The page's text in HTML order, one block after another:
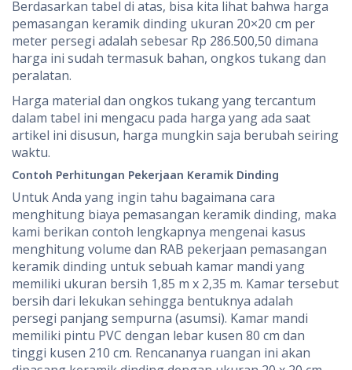
Berdasarkan tabel di atas, bisa kita lihat bahwa harga
pemasangan keramik dinding ukuran 20×20 cm per
meter persegi adalah sebesar Rp 286.500,50 dimana
harga ini sudah termasuk bahan, ongkos tukang dan
peralatan.
Harga material dan ongkos tukang yang tercantum
dalam tabel ini mengacu pada harga yang ada saat
artikel ini disusun, harga mungkin saja berubah seiring
waktu.
Contoh Perhitungan Pekerjaan Keramik Dinding
Untuk Anda yang ingin tahu bagaimana cara
menghitung biaya pemasangan keramik dinding, maka
kami berikan contoh lengkapnya mengenai kasus
menghitung volume dan RAB pekerjaan pemasangan
keramik dinding untuk sebuah kamar mandi yang
memiliki ukuran bersih 1,85 m x 2,35 m. Kamar tersebut
bersih dari lekukan sehingga bentuknya adalah
persegi panjang sempurna (asumsi). Kamar mandi
memiliki pintu PVC dengan lebar kusen 80 cm dan
tinggi kusen 210 cm. Rencananya ruangan ini akan